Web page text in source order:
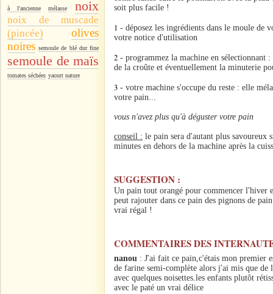
à l'ancienne mélasse noix
noix de muscade
(pincée)
olives
noires semoule de blé dur fine
semoule de maïs
tomates séchées yaourt nature
soit plus facile !
1 - déposez les ingrédients dans le moule de
votre notice d'utilisation
2 - programmez la machine en sélectionnant
de la croûte et éventuellement la minuterie
3 - votre machine s'occupe du reste : elle
votre pain...
vous n'avez plus qu'à déguster votre pain
conseil : le pain sera d'autant plus savoureux
minutes en dehors de la machine après la
SUGGESTION :
Un pain tout orangé pour commencer l'hiver
peut rajouter dans ce pain des pignons de
vrai régal !
COMMENTAIRES DES
nanou : J'ai fait ce pain,c'étais mon premier
de farine semi-complète alors j'ai mis que de
avec quelques noisettes.les enfants plutôt
avec le paté un vrai délice